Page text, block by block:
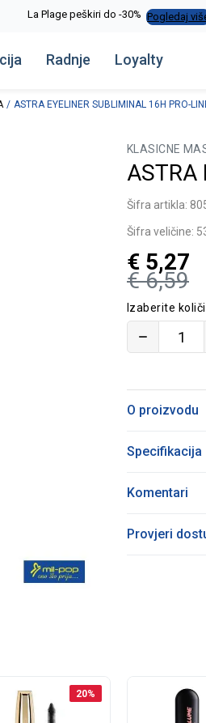
La Plage peškiri do -30% Pogledaj
Radnje Loyalty
ASTRA EYELINER SUBLIMINAL 16H PRO-
KLASICNE
ASTRA
Šifra artikla:
Šifra veličine:
€ 6,59
€ 5,27
Izaberite
O proizvodu
Specifikacija
Komentari
Provjeri
20%